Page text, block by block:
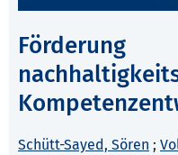
Förderung
Schütt-Sayed, Sören ;